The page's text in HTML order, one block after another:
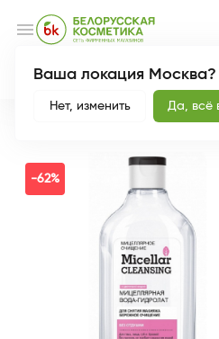
Ваша локация Москва?
Нет, изменить Да, всё
menu
Новинки Акции
Уход за лицом
-62%